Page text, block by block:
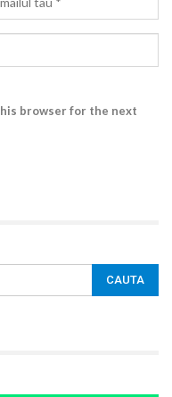
browser for the next